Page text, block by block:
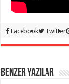
Facebook Twitter
BENZER YAZILAR